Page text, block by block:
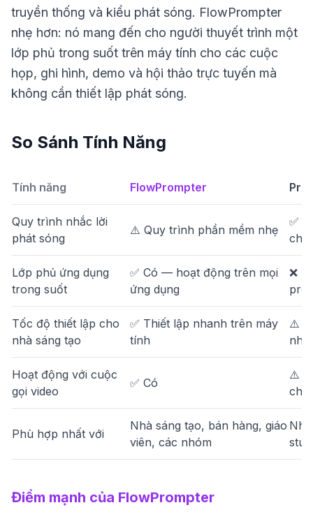
truyền thống và kiểu phát sóng. FlowPrompter
nhẹ hơn: nó mang đến cho người thuyết trình một
lớp phủ trong suốt trên máy tính cho các cuộc
họp, ghi hình, demo và hội thảo trực tuyến mà
không cần thiết lập phát sóng.
So Sánh Tính Năng
Tính năng FlowPrompter
Quy trình nhắc lời
phát sóng
⚠️ Quy trình phần mềm nhẹ
✅
Lớp phủ ứng dụng
trong suốt
✅ Có — hoạt động trên mọi
ứng dụng
❌
Tốc độ thiết lập cho
nhà sáng tạo
✅ Thiết lập nhanh trên máy
tính
⚠️
Hoạt động với cuộc
gọi video
✅ Có
⚠️
Phù hợp nhất với
Nhà sáng tạo, bán hàng, giáo
viên, các nhóm
Điểm mạnh của FlowPrompter